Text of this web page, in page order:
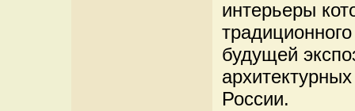
интерьеры
будущей
России.